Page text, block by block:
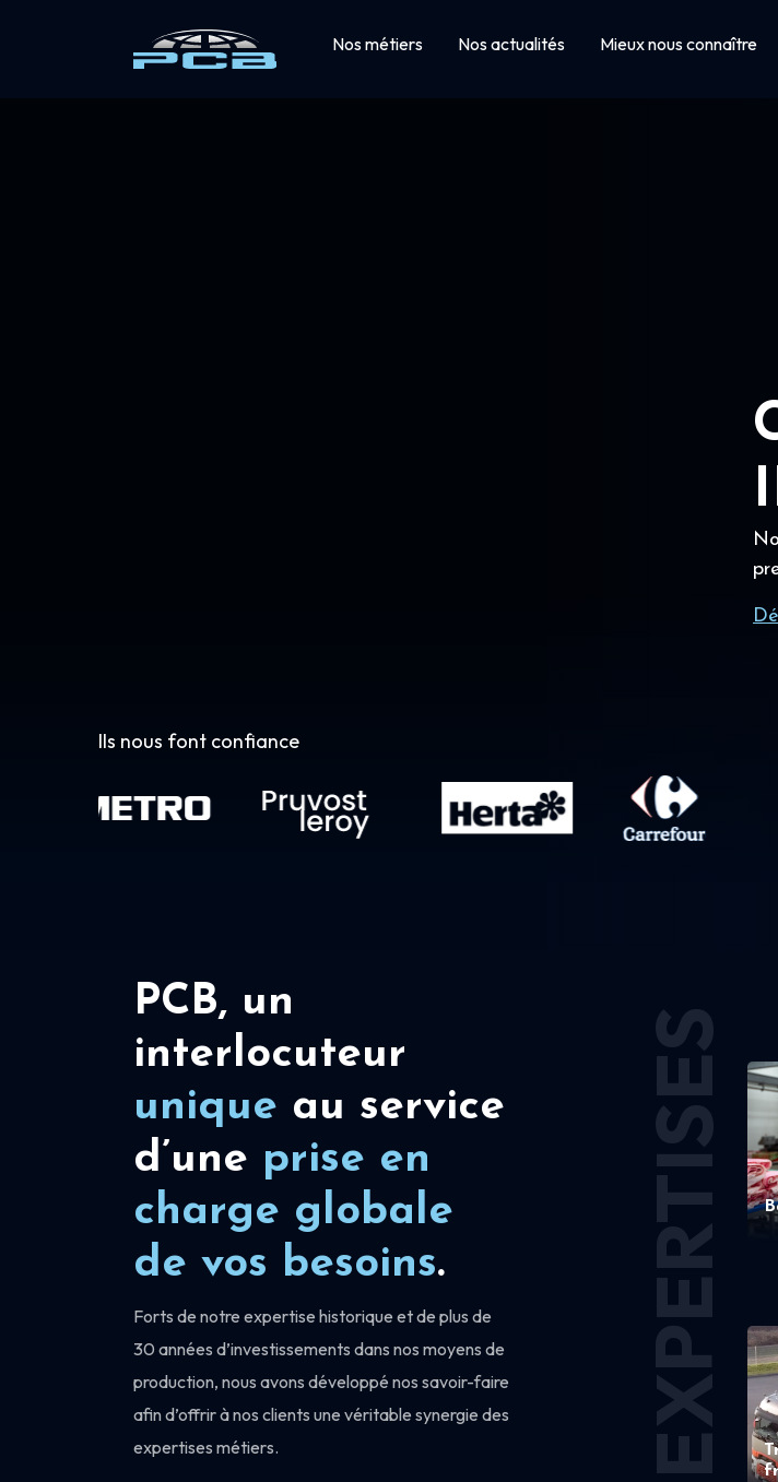
Nos métiers Nos actualités Mieux nous connaître
Ils nous font confiance
PCB, un
interlocuteur
unique au service
d’une prise en
charge globale
de vos besoins.
Forts de notre expertise historique et de plus de
30 années d’investissements dans nos moyens de
production, nous avons développé nos savoir-faire
afin d’offrir à nos clients une véritable synergie des
expertises métiers.
EXPERTISES